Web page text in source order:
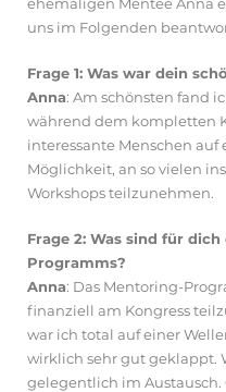
uns im Folgenden
Frage 1: Was war dein
Anna: Am schönsten fand
während dem kompletten
interessante Menschen
Möglichkeit, an so vielen
Workshops teilzunehmen.
Frage 2: Was sind für
Programms?
Anna: Das Mentoring-
finanziell am Kongress
war ich total auf einer
wirklich sehr gut geklappt.
gelegentlich im